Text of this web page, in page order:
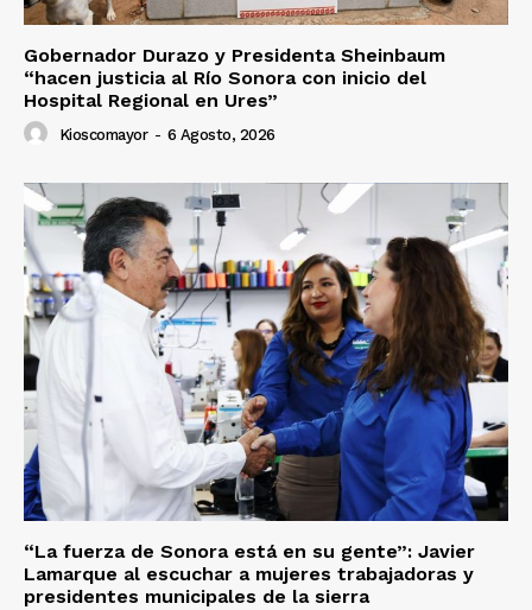
Gobernador Durazo y Presidenta Sheinbaum
“hacen justicia al Río Sonora con inicio del
Hospital Regional en Ures”
Kioscomayor - 6 Agosto, 2026
“La fuerza de Sonora está en su gente”: Javier
Lamarque al escuchar a mujeres trabajadoras y
presidentes municipales de la sierra